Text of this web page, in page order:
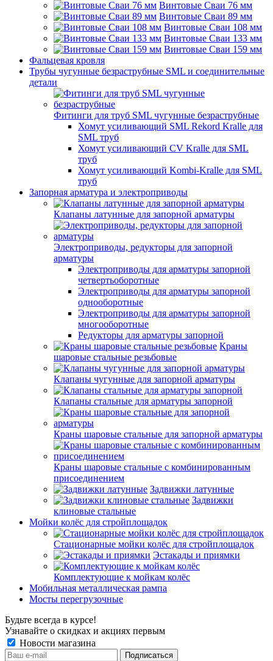
Винтовые Сваи 76 мм
Винтовые Сваи 89 мм
Винтовые Сваи 108 мм
Винтовые Сваи 133 мм
Винтовые Сваи 159 мм
Фальцевая кровля
Трубы чугунные безраструбные SML и соединительные
детали
Фитинги для труб SML чугунные безраструбные
Хомут усиливающий SML Rekord Kralle для
SML труб
Хомут усиливающий CV Kralle для SML
труб
Хомут усиливающий Kombi-Kralle для SML
труб
Запорная арматура и электроприводы
Клапаны латунные для запорной арматуры
Электроприводы, редукторы для запорной
арматуры
Электроприводы для арматуры запорной
четвертьоборотные
Электроприводы для арматуры запорной
однооборотные
Электроприводы для арматуры запорной
многооборотные
Редукторы для арматуры запорной
Краны
шаровые стальные резьбовые
Клапаны чугунные для запорной арматуры
Клапаны стальные для арматуры запорной
Краны шаровые стальные для запорной арматуры
Краны шаровые стальные с комбинированным
присоединением
Задвижки латунные
Задвижки
клиновые стальные
Мойки колёс для стройплощадок
Стационарные мойки колёс для стройплощадок
Эстакады и приямки
Комплектующие к мойкам колёс
Мобильная металлическая рампа
Мосты перегрузочные
Будьте всегда в курсе!
Узнавайте о скидках и акциях первым
Новости магазина